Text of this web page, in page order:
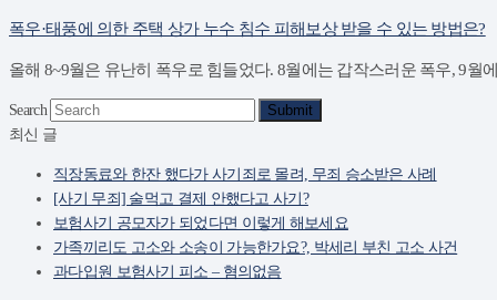
폭우·태풍에 의한 주택 상가 누수 침수 피해보상 받을 수 있는 방법은?
올해 8~9월은 유난히 폭우로 힘들었다. 8월에는 갑작스러운 폭우, 9월
Search
Submit
최신 글
직장동료와 한잔 했다가 사기죄로 몰려, 무죄 승소받은 사례
[사기 무죄] 술먹고 결제 안했다고 사기?
보험사기 공모자가 되었다면 이렇게 해보세요
가족끼리도 고소와 소송이 가능한가요?, 박세리 부친 고소 사건
과다입원 보험사기 피소 – 혐의없음